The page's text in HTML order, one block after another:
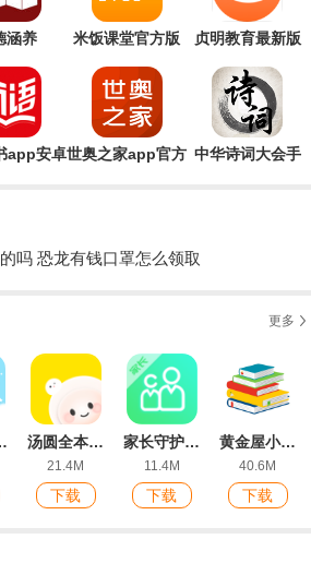
涵养 米饭课堂官方版 贞明教育最新版
app安卓世奥之家app官方 中华诗词大会手
吗 恐龙有钱口罩怎么领取
更多
新版 汤圆全本小说网手机版
21.4M
下载
家长守护app安卓版
11.4M
下载
黄金屋小说网手机阅读
40.6M
下载